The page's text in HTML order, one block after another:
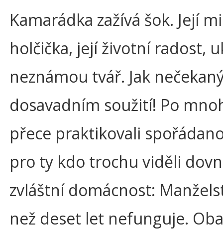
Kamarádka zažívá šok. Její
holčička, její životní radost,
neznámou tvář. Jak
dosavadním soužití! Po
přece praktikovali
pro ty kdo trochu viděli
zvláštní domácnost:
než deset let nefunguje.